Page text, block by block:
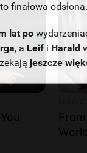
finałowa odsłona.
lat po
, a Leif i Harald
jeszcze